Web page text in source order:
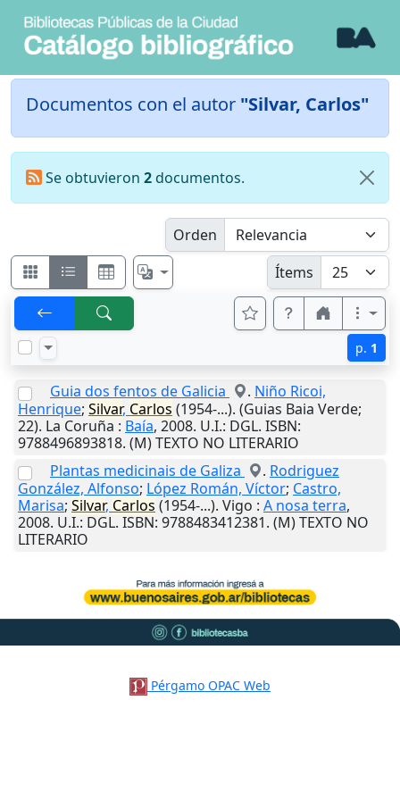
Documentos con el autor "Silvar, Carlos"
Se obtuvieron 2documentos.
Orden
Ítems
p. 1
Guia dos fentos de Galicia . Niño Ricoi,
Henrique; Silvar, Carlos (1954-...). (Guias Baia Verde;
22). La Coruña : Baía, 2008. U.I.: DGL. ISBN:
9788496893818. (M) TEXTO NO LITERARIO
Plantas medicinais de Galiza
. Rodriguez
González, Alfonso; López Román, Víctor; Castro,
Marisa; Silvar, Carlos (1954-...). Vigo : A nosa terra,
2008. U.I.: DGL. ISBN: 9788483412381. (M) TEXTO NO
LITERARIO
Pérgamo OPAC Web